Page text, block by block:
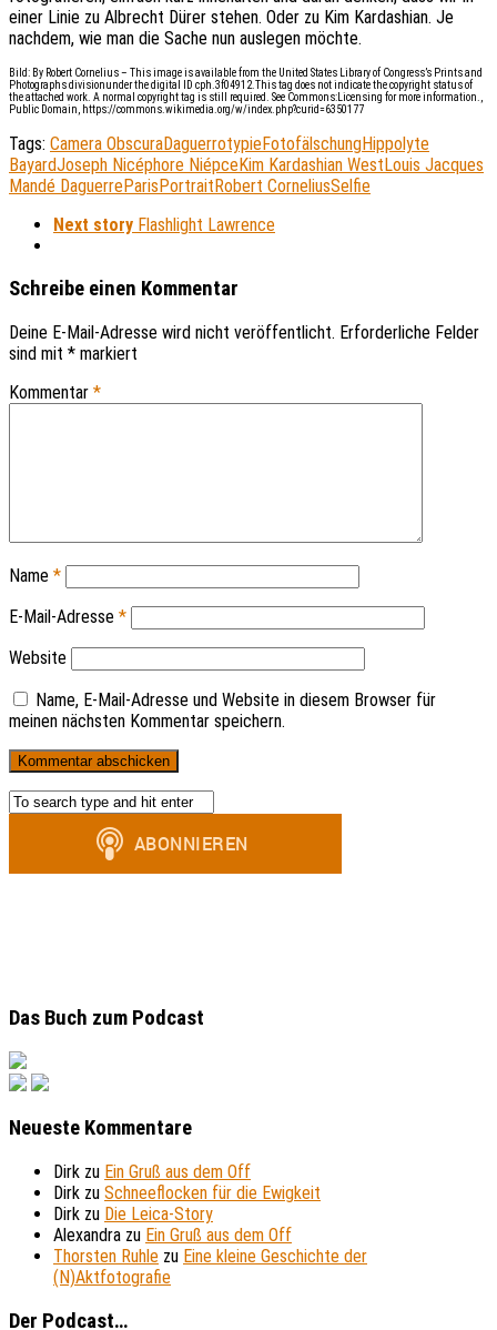
einer Linie zu Albrecht Dürer stehen. Oder zu Kim Kardashian. Je
nachdem, wie man die Sache nun auslegen möchte.
Bild: By Robert Cornelius – This image is available from the United States Library of Congress’s Prints and
Photographs divisionunder the digital ID cph.3f04912.This tag does not indicate the copyright status of
the attached work. A normal copyright tag is still required. See Commons:Licensing for more information.,
Public Domain, https://commons.wikimedia.org/w/index.php?curid=6350177
Tags: Camera ObscuraDaguerrotypieFotofälschungHippolyte
BayardJoseph Nicéphore NiépceKim Kardashian WestLouis Jacques
Mandé DaguerreParisPortraitRobert CorneliusSelfie
Next story Flashlight Lawrence
Schreibe einen Kommentar
Deine E-Mail-Adresse wird nicht veröffentlicht. Erforderliche Felder
sind mit * markiert
Kommentar *
Name *
E-Mail-Adresse *
Website
Name, E-Mail-Adresse und Website in diesem Browser für
meinen nächsten Kommentar speichern.
Das Buch zum Podcast
Neueste Kommentare
Dirk zu Ein Gruß aus dem Off
Dirk zu Schneeflocken für die Ewigkeit
Dirk zu Die Leica-Story
Alexandra zu Ein Gruß aus dem Off
Thorsten Ruhle zu Eine kleine Geschichte der
(N)Aktfotografie
Der Podcast…